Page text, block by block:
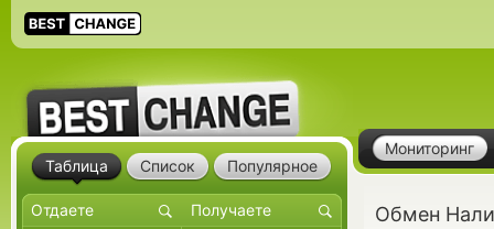
Мониторинг
Обмен
Таблица Список Популярное